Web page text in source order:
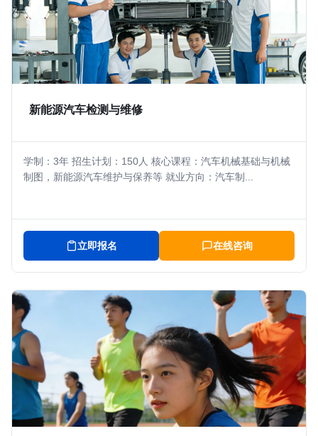
新能源汽车检测与维修
学制：3年 招生计划：150人 核心课程：汽车机械基础与机械
制图，新能源汽车维护与保养等 就业方向：汽车制...
立即报名 在线咨询